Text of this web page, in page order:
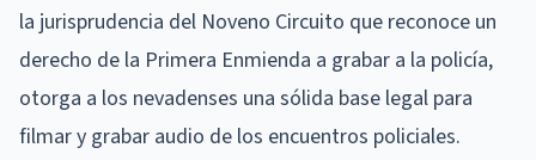
la jurisprudencia del Noveno Circuito que reconoce un
derecho de la Primera Enmienda a grabar a la policía,
otorga a los nevadenses una sólida base legal para
filmar y grabar audio de los encuentros policiales.